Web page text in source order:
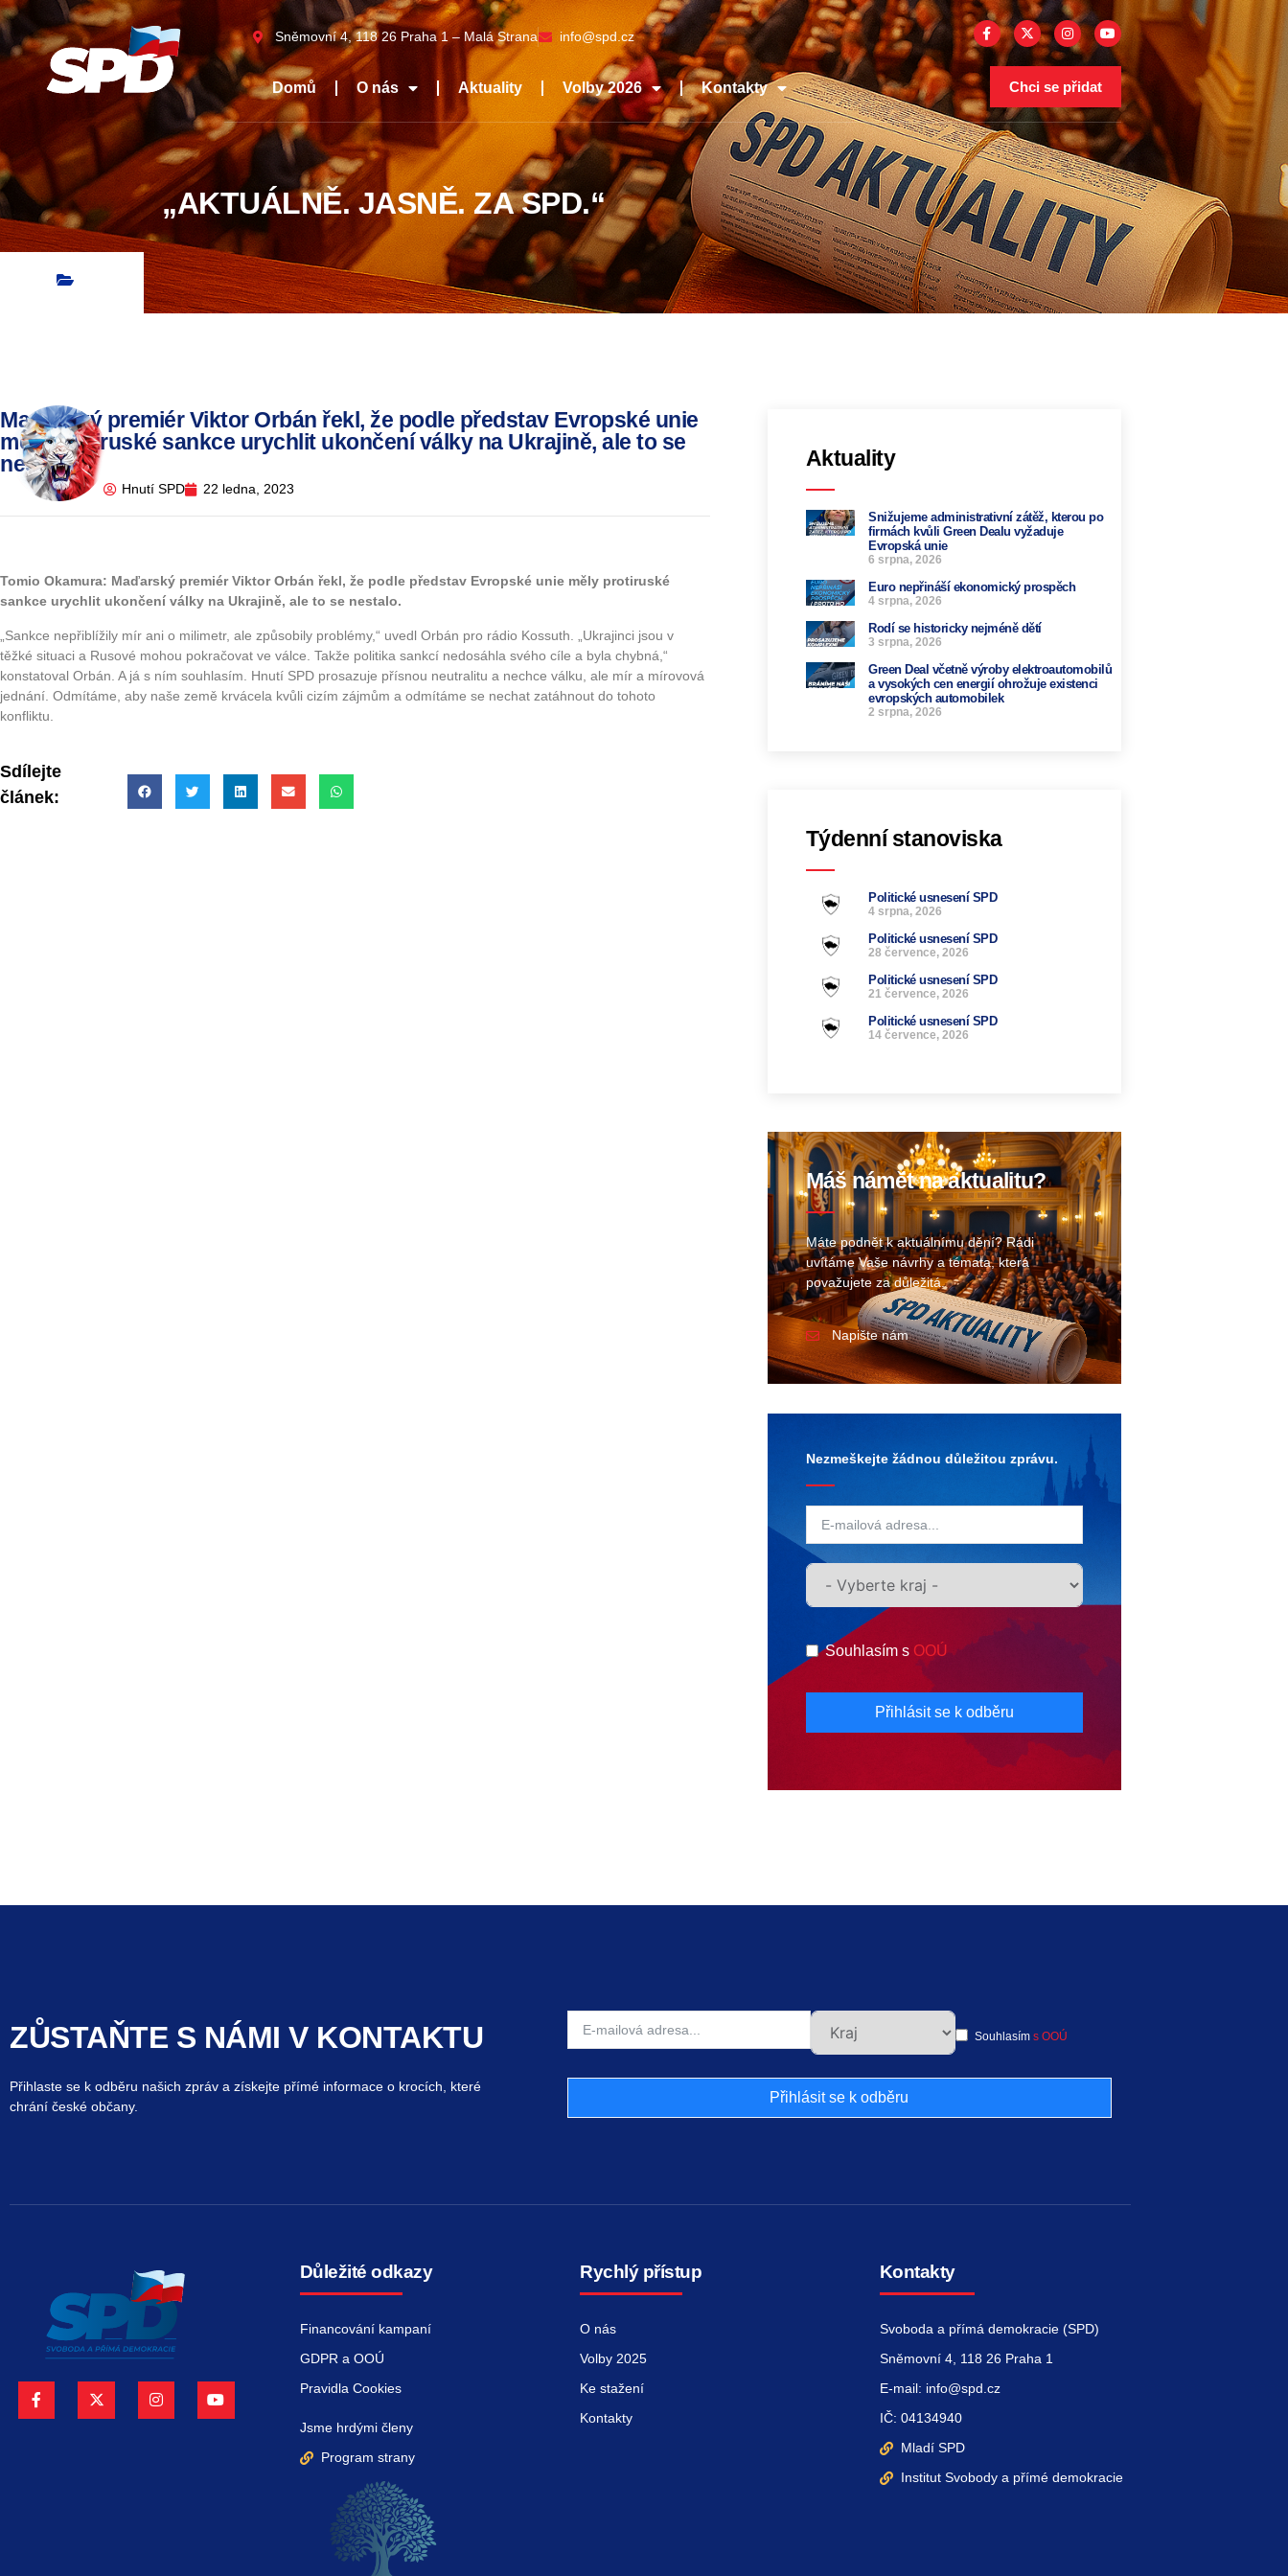
Sněmovní 4, 118 26 Praha 1 – Malá Strana info@spd.cz
Domů O nás Aktuality Volby 2026 Kontakty Chci se přidat
„AKTUÁLNĚ. JASNĚ. ZA SPD.“
Maďarský premiér Viktor Orbán řekl, že podle představ Evropské unie
měly protiruské sankce urychlit ukončení války na Ukrajině, ale to se
nestalo
Hnutí SPD 22 ledna, 2023
Tomio Okamura: Maďarský premiér Viktor Orbán řekl, že podle představ Evropské unie měly protiruské
sankce urychlit ukončení války na Ukrajině, ale to se nestalo.
„Sankce nepřiblížily mír ani o milimetr, ale způsobily problémy,“ uvedl Orbán pro rádio Kossuth. „Ukrajinci jsou v
těžké situaci a Rusové mohou pokračovat ve válce. Takže politika sankcí nedosáhla svého cíle a byla chybná,“
konstatoval Orbán. A já s ním souhlasím. Hnutí SPD prosazuje přísnou neutralitu a nechce válku, ale mír a mírovová
jednání. Odmítáme, aby naše země krvácela kvůli cizím zájmům a odmítáme se nechat zatáhnout do tohoto
konfliktu.
Sdílejte
článek:
Aktuality
Snižujeme administrativní zátěž, kterou po
firmách kvůli Green Dealu vyžaduje
Evropská unie
6 srpna, 2026
Euro nepřináší ekonomický prospěch
4 srpna, 2026
Rodí se historicky nejméně dětí
3 srpna, 2026
Green Deal včetně výroby elektroautomobilů
a vysokých cen energií ohrožuje existenci
evropských automobilek
2 srpna, 2026
Týdenní stanoviska
Politické usnesení SPD
4 srpna, 2026
Politické usnesení SPD
28 července, 2026
Politické usnesení SPD
21 července, 2026
Politické usnesení SPD
14 července, 2026
Máš námět na aktualitu?
Máte podnět k aktuálnímu dění? Rádi
uvítáme Vaše návrhy a témata, která
považujete za důležitá.
Napište nám
Nezmeškejte žádnou důležitou zprávu.
Souhlasím s OOÚ
Přihlásit se k odběru
ZŮSTAŇTE S NÁMI V KONTAKTU
Přihlaste se k odběru našich zpráv a získejte přímé informace o krocích, které
chrání české občany.
Souhlasím s OOÚ
Přihlásit se k odběru
Důležité odkazy
Financování kampaní
GDPR a OOÚ
Pravidla Cookies
Jsme hrdými členy
Program strany
Rychlý přístup
O nás
Volby 2025
Ke stažení
Kontakty
Kontakty
Svoboda a přímá demokracie (SPD)
Sněmovní 4, 118 26 Praha 1
E-mail: info@spd.cz
IČ: 04134940
Mladí SPD
Institut Svobody a přímé demokracie